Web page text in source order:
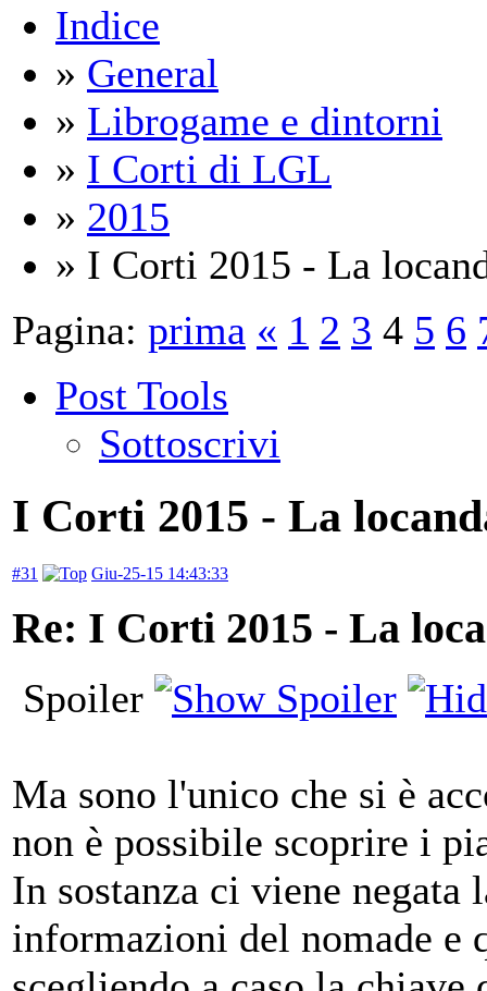
Indice
» General
» Librogame e dintorni
» I Corti di LGL
» 2015
» I Corti 2015 - La
Pagina: prima « 1 2 3 4 5 6
Post Tools
Sottoscrivi
I Corti 2015 - La
#31 Giu-25-15 14:43:33
Re: I Corti 2015 - La
Spoiler
Ma sono l'unico che si è
non è possibile scoprire i
In sostanza ci viene
informazioni del nomade e